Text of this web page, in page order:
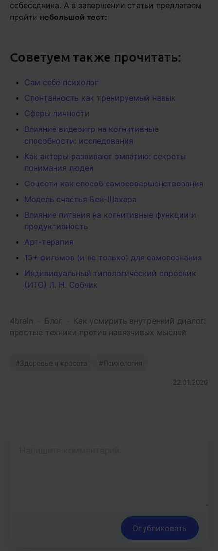
собеседника. А в завершении статьи предлагаем
пройти небольшой тест:
Советуем также прочитать:
Сам себе психолог
Спонтанность как тренируемый навык
Сферы личности
Влияние видеоигр на когнитивные
способности: исследования
Как актеры развивают эмпатию: секреты
понимания людей
Соцсети как способ самосовершенствования
Модель счастья Бен-Шахара
Влияние питания на когнитивные функции и
продуктивность
Арт-терапия
15+ фильмов (и не только) для самопознания
Индивидуальный типологический опросник
(ИТО) Л. Н. Собчик
4brain Блог
Как усмирить внутренний диалог:
простые техники против навязчивых мыслей
Здоровье и красота Психология
22.01.2026
Опубликовать